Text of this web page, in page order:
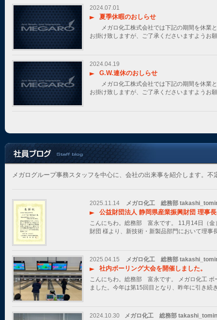
2024.07.01
夏季休暇のおしらせ
メガロ化工株式会社では下記の期間を休業と
お掛け致しますが、ご了承くださいますようお
2024.04.19
G.W.連休のおしらせ
メガロ化工株式会社では下記の期間を休業と
お掛け致しますが、ご了承くださいますようお
メガログループ事務スタッフを中心に、会社の出来事を紹介します。不
2025.11.14 メガロ化工 総務部
公益財団法人 静岡県産業振興財団 理事
こんにちわ。総務部 富永です。 11月14日（金
財団 様より、新技術・新製品部門において理事
2025.04.15 メガロ化工 総務部
社内ボーリング大会を開催しました。
こんにちわ。総務部 富永です。 メガロ化工 ボ
ました。今年は第15回目となり、昨年に引き続
2024.10.30 メガロ化工 総務部